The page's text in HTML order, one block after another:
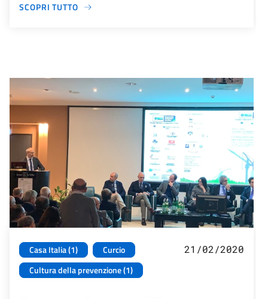
SCOPRI TUTTO
Casa Italia (1)
Curcio
Cultura della prevenzione (1)
21/02/2020